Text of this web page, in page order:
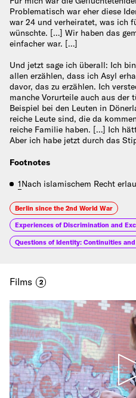
Problematisch war eher diese
war 24 und verheiratet, was ich
wünschte. […] Wir haben das
einfacher war. […]
Und jetzt sage ich überall: Ich
allen erzählen, dass ich Asyl
davor, das zu erzählen. Ich
manche Vorurteile auch aus der
Beispiel bei den Leuten in
reiche Leute sind, die da
reiche Familie haben. […] Ich
Aber ich habe jetzt durch das
Footnotes
1Nach islamischem Recht
Berlin since the 2nd World War
Experiences of Discrimination and
Questions of Identity: Continuities
Films 2